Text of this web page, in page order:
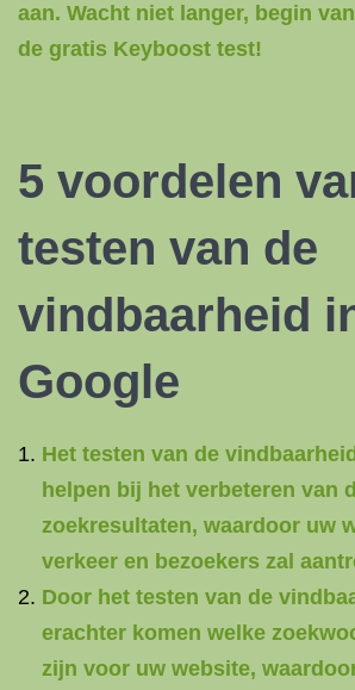
aan. Wacht niet langer, begin
de gratis Keyboost test!
5 voordelen
testen van de
vindbaarheid
Google
Het testen van de
helpen bij het verbeteren van
zoekresultaten, waardoor uw
verkeer en bezoekers zal
Door het testen van de
erachter komen welke
zijn voor uw website,